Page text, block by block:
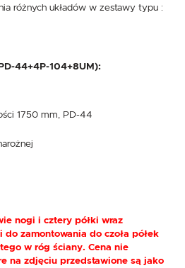
różnych układów w zestawy typu :
44+4P-104+8UM):
1750 mm, PD-44
nogi i cztery półki wraz
zamontowania do czoła półek
w róg ściany. Cena nie
na zdjęciu przedstawione są jako